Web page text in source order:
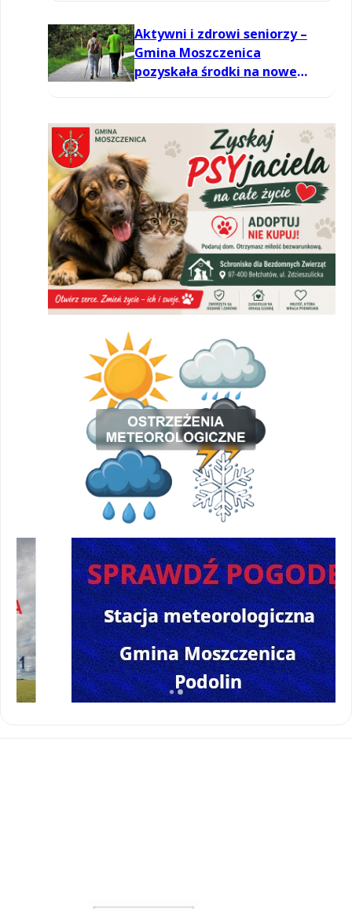
Aktywni i zdrowi seniorzy –
Gmina Moszczenica
pozyskała środki na nowe